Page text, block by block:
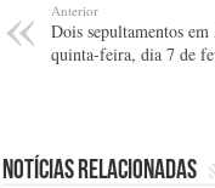
Anterior
Dois sepultamentos em
quinta-feira, dia 7 de
Notícias relacionadas